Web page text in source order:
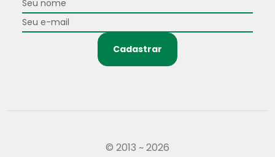
Cadastrar
© 2013 ~ 2026